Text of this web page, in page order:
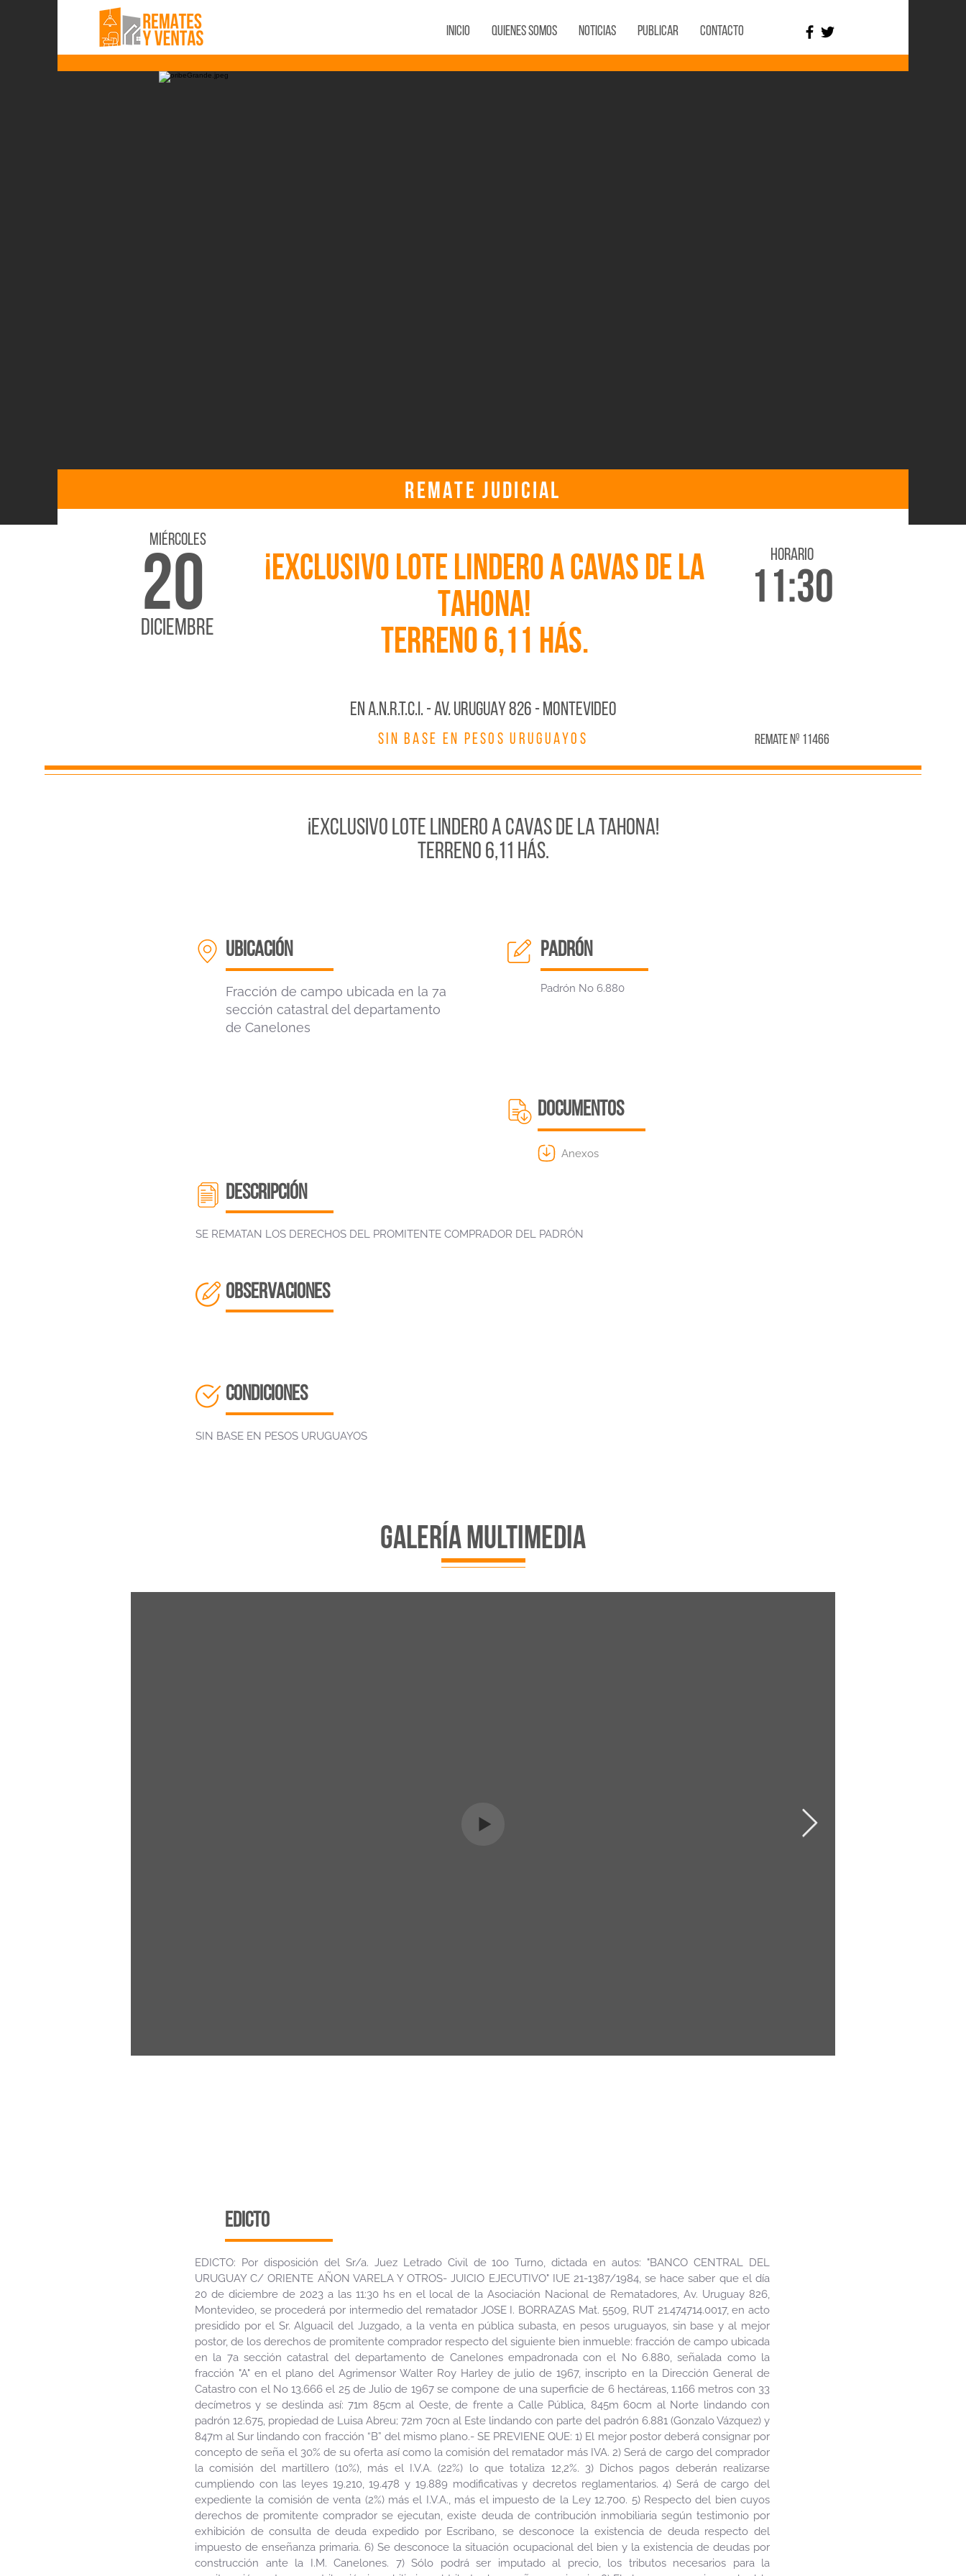
Inicio Quienes Somos Noticias Publicar Contacto
REMATE JUDICIAL
DICIEMBRE
20
Miércoles
¡EXCLUSIVO LOTE LINDERO A CAVAS DE LA
TAHONA!
TERRENO 6,11 Hás.
horario
11:30
En A.N.R.T.C.I. - AV. URUGUAY 826 - MONTEVIDEO
SIN BASE EN PESOS URUGUAYOS Remate Nº 11466
¡EXCLUSIVO LOTE LINDERO A CAVAS DE LA TAHONA!
TERRENO 6,11 Hás.
ubicación
Fracción de campo ubicada en la 7a
sección catastral del departamento
de Canelones
padrón
Padrón No 6.880
DOCUMENTOS
Anexos
descripción
SE REMATAN LOS DERECHOS DEL PROMITENTE COMPRADOR DEL PADRÓN
OBSERVACIONES
CONDICIONES
SIN BASE EN PESOS URUGUAYOS
galería multimedia
edicto
EDICTO: Por disposición del Sr/a. Juez Letrado Civil de 10o Turno, dictada en autos: "BANCO CENTRAL DEL
URUGUAY C/ ORIENTE AÑON VARELA Y OTROS- JUICIO EJECUTIVO" IUE 21-1387/1984, se hace saber que el día
20 de diciembre de 2023 a las 11:30 hs en el local de la Asociación Nacional de Rematadores, Av. Uruguay 826,
Montevideo, se procederá por intermedio del rematador JOSE I. BORRAZAS Mat. 5509, RUT 21.474714.0017, en acto
presidido por el Sr. Alguacil del Juzgado, a la venta en pública subasta, en pesos uruguayos, sin base y al mejor
postor, de los derechos de promitente comprador respecto del siguiente bien inmueble: fracción de campo ubicada
en la 7a sección catastral del departamento de Canelones empadronada con el No 6.880, señalada como la
fracción "A" en el plano del Agrimensor Walter Roy Harley de julio de 1967, inscripto en la Dirección General de
Catastro con el No 13.666 el 25 de Julio de 1967 se compone de una superficie de 6 hectáreas, 1.166 metros con 33
decímetros y se deslinda así: 71m 85cm al Oeste, de frente a Calle Pública, 845m 60cm al Norte lindando con
padrón 12.675, propiedad de Luisa Abreu; 72m 70cn al Este lindando con parte del padrón 6.881 (Gonzalo Vázquez) y
847m al Sur lindando con fracción “B” del mismo plano.- SE PREVIENE QUE: 1) El mejor postor deberá consignar por
concepto de seña el 30% de su oferta así como la comisión del rematador más IVA. 2) Será de cargo del comprador
la comisión del martillero (10%), más el I.V.A. (22%) lo que totaliza 12,2%. 3) Dichos pagos deberán realizarse
cumpliendo con las leyes 19.210, 19.478 y 19.889 modificativas y decretos reglamentarios. 4) Será de cargo del
expediente la comisión de venta (2%) más el I.V.A., más el impuesto de la Ley 12.700. 5) Respecto del bien cuyos
derechos de promitente comprador se ejecutan, existe deuda de contribución inmobiliaria según testimonio por
exhibición de consulta de deuda expedido por Escribano, se desconoce la existencia de deuda respecto del
impuesto de enseñanza primaria. 6) Se desconoce la situación ocupacional del bien y la existencia de deudas por
construcción ante la I.M. Canelones. 7) Sólo podrá ser imputado al precio, los tributos necesarios para la